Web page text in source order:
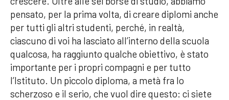
pensato, per la prima volta, di creare diplomi anche
per tutti gli altri studenti, perché, in realtà,
ciascuno di voi ha lasciato all’interno della scuola
qualcosa, ha raggiunto qualche obiettivo, è stato
importante per i propri compagni e per tutto
l’Istituto. Un piccolo diploma, a metà fra lo
scherzoso e il serio, che vuol dire questo: ci siete